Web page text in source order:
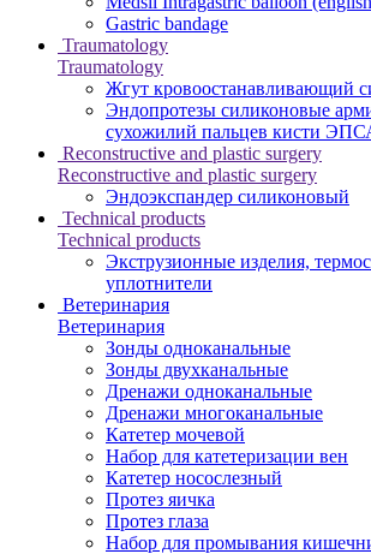
Gastric bandage
Traumatology
Traumatology
Жгут кровоостанавливающий
Эндопротезы силиконовые
сухожилий пальцев кисти
Reconstructive and plastic surgery
Reconstructive and plastic surgery
Эндоэкспандер силиконовый
Technical products
Technical products
Экструзионные изделия,
уплотнители
Ветеринария
Ветеринария
Зонды одноканальные
Зонды двухканальные
Дренажи одноканальные
Дренажи многоканальные
Катетер мочевой
Набор для катетеризации вен
Катетер носослезный
Протез яичка
Протез глаза
Набор для промывания